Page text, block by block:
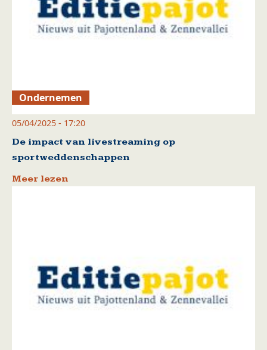
Ondernemen
05/04/2025 - 17:20
De impact van livestreaming op
sportweddenschappen
Meer lezen